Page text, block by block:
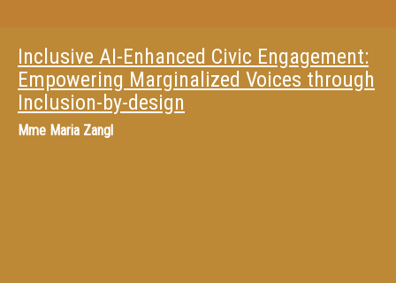
Inclusive AI-Enhanced Civic Engagement:
Empowering Marginalized Voices through
Inclusion-by-design
Mme Maria Zangl